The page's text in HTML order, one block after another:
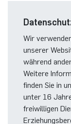
uni-bochum.de
Wir
unserer
während
Weitere
finden Sie in
unter 16
freiwilligen
Past Events
Calendar
Annika Schulte
Kim Fenrich
Laura Geldermann
Dorothea Plätz
Farhad
Rahul Raphael
Marius Kroll
Sebastian Kühnert
Thomas Lam
Zoe Kristin Lange
Presse
International